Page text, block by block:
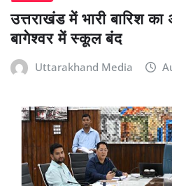
उत्तराखंड में भारी बारिश
बागेश्वर में स्कूल बंद
Uttarakhand Media